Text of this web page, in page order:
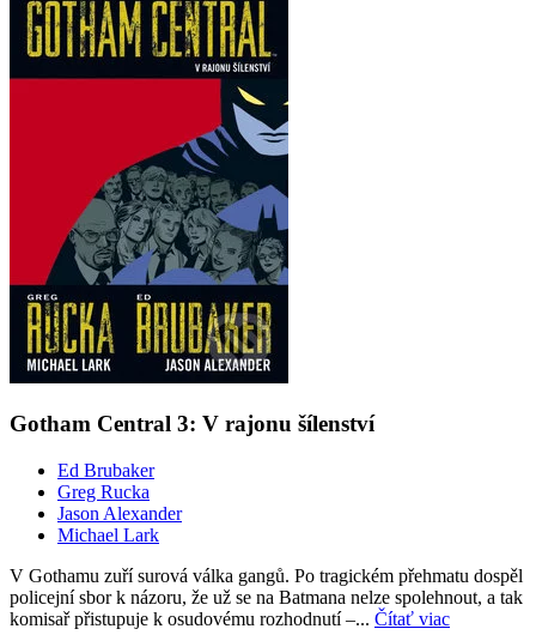
Gotham Central 3: V rajonu šílenství
Ed Brubaker
Greg Rucka
Jason Alexander
Michael Lark
V Gothamu zuří surová válka gangů. Po tragickém přehmatu dospěl
policejní sbor k názoru, že už se na Batmana nelze spolehnout, a tak
komisař přistupuje k osudovému rozhodnutí –... Čítať viac